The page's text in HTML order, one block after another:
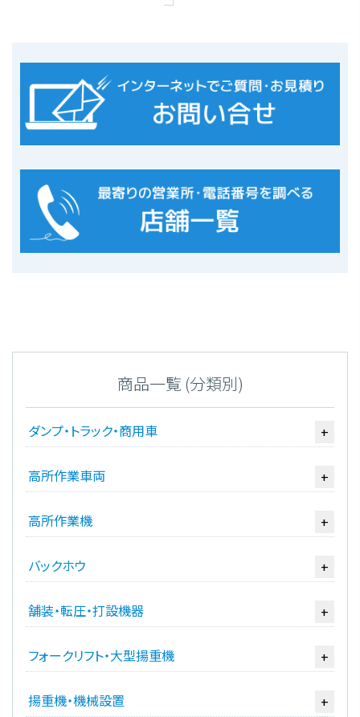
商品一覧 (分類別)
ダンプ・トラック・商用車 +
高所作業車両 +
高所作業機 +
バックホウ +
舗装・転圧・打設機器 +
フォークリフト・大型揚重機 +
揚重機・機械設置 +